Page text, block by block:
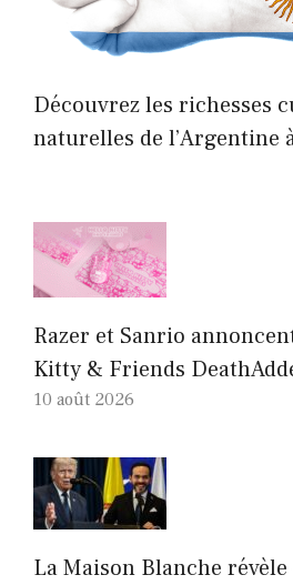
Découvrez les richesses
naturelles de l’Argentine
Razer et Sanrio
Kitty & Friends
10 août 2026
La Maison Blanche